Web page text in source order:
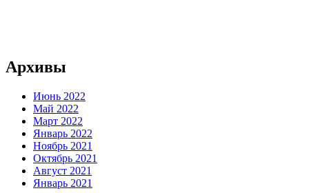
Архивы
Июнь 2022
Май 2022
Март 2022
Январь 2022
Ноябрь 2021
Октябрь 2021
Август 2021
Январь 2021